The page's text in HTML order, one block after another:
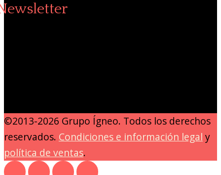
©2013-2026 Grupo Ígneo. Todos los derechos
reservados. Condiciones e información legal y
política de ventas.